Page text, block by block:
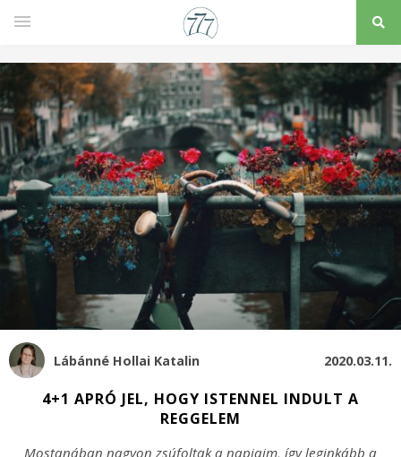
Lábánné Hollai Katalin 2020.03.11.
4+1 APRÓ JEL, HOGY ISTENNEL INDULT A
REGGELEM
Mostanában nagyon zsúfoltak a napjaim, így leginkább a